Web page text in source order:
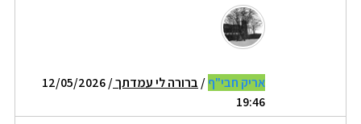
אריק חבי"ף/ ברורה לי עמדתך / 12/05/2026
19:46